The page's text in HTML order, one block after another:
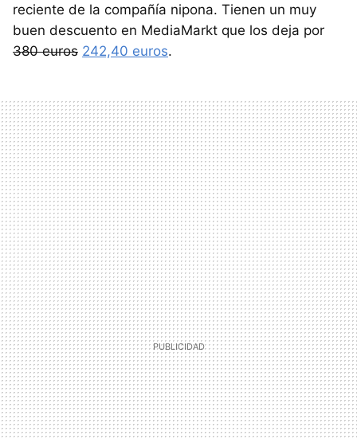
reciente de la compañía nipona. Tienen un muy
buen descuento en MediaMarkt que los deja por
380 euros 242,40 euros.